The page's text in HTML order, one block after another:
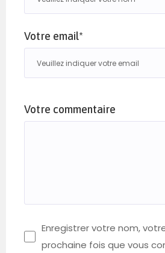
Votre email*
Votre commentaire
Enregistrer votre nom,
prochaine fois que vous